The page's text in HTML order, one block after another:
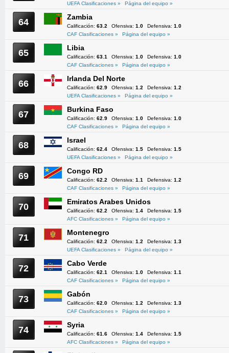
UEFA Clasificaciones »
Página del equipo »
64 Zambia
Calificación: 63.2 Ofensiva: 1.0 Defensiva: 1.0
CAF Clasificaciones »
Página del equipo »
65 Libia
Calificación: 63.1 Ofensiva: 1.0 Defensiva: 1.0
CAF Clasificaciones »
Página del equipo »
66 Irlanda Del Norte
Calificación: 62.9 Ofensiva: 1.2 Defensiva: 1.2
UEFA Clasificaciones »
Página del equipo »
67 Burkina Faso
Calificación: 62.9 Ofensiva: 1.0 Defensiva: 1.0
CAF Clasificaciones »
Página del equipo »
68 Israel
Calificación: 62.4 Ofensiva: 1.5 Defensiva: 1.5
UEFA Clasificaciones »
Página del equipo »
69 Congo RD
Calificación: 62.2 Ofensiva: 1.1 Defensiva: 1.2
CAF Clasificaciones »
Página del equipo »
70 Emiratos Arabes Unidos
Calificación: 62.2 Ofensiva: 1.4 Defensiva: 1.5
AFC Clasificaciones »
Página del equipo »
71 Montenegro
Calificación: 62.2 Ofensiva: 1.2 Defensiva: 1.3
UEFA Clasificaciones »
Página del equipo »
72 Cabo Verde
Calificación: 62.1 Ofensiva: 1.0 Defensiva: 1.1
CAF Clasificaciones »
Página del equipo »
73 Gabón
Calificación: 62.0 Ofensiva: 1.2 Defensiva: 1.3
CAF Clasificaciones »
Página del equipo »
74 Syria
Calificación: 61.6 Ofensiva: 1.4 Defensiva: 1.5
AFC Clasificaciones »
Página del equipo »